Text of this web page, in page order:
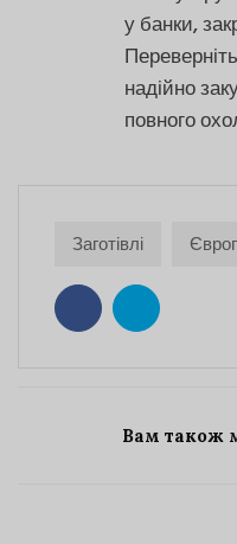
у банки,
надійно
повного
Заготівлі
Вам також